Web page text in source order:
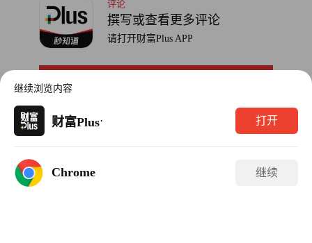
评论
撰写或查看更多评论
请打开财富Plus APP
继续浏览内容
财富Plus· 打开
Chrome 继续